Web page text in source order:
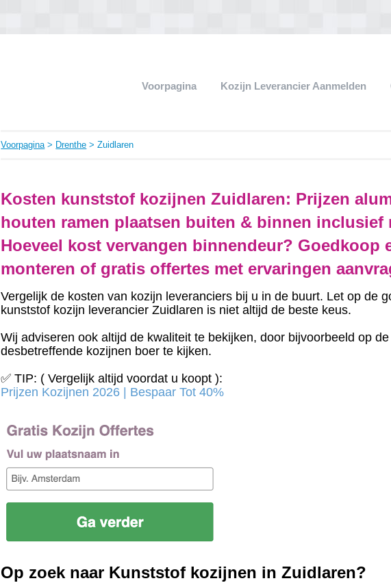
Voorpagina Kozijn Leverancier Aanmelden
Voorpagina> Drenthe > Zuidlaren
Kosten kunststof kozijnen Zuidlaren: Prijzen
houten ramen plaatsen buiten & binnen inclusief
Hoeveel kost vervangen binnendeur? Goedkoop
monteren of gratis offertes met ervaringen
Vergelijk de kosten van kozijn leveranciers bij u in de buurt. Let op de
kunststof kozijn leverancier Zuidlaren is niet altijd de beste keus.
Wij adviseren ook altijd de kwaliteit te bekijken, door bijvoorbeeld op
desbetreffende kozijnen boer te kijken.
✅ TIP: ( Vergelijk altijd voordat u koopt ):
Prijzen Kozijnen 2026 | Bespaar Tot 40%‎
Op zoek naar Kunststof kozijnen in Zuidlaren?